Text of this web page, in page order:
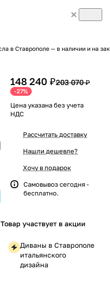
Диваны и кресла в Ставрополе — в наличии и на
148 240 ₽203 070 ₽
-27%
Цена указана без учета
НДС
Рассчитать доставку
Нашли дешевле?
Хочу в подарок
Самовывоз сегодня -
бесплатно.
Товар участвует в акции
Диваны в Ставрополе
итальянского
дизайна